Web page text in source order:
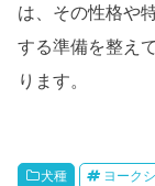
は、その性格や
する準備を整え
ります。
犬種 ヨーク